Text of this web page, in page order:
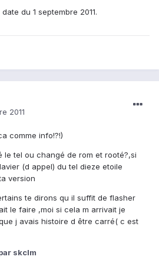
du 1 septembre 2011.
2011
comme info!?!)
le tel ou changé de rom et rooté?,si
(d appel) du tel dieze etoile
version
te dirons qu il suffit de flasher
le faire ,moi si cela m arrivait je
j avais histoire d être carré( c est
skclm